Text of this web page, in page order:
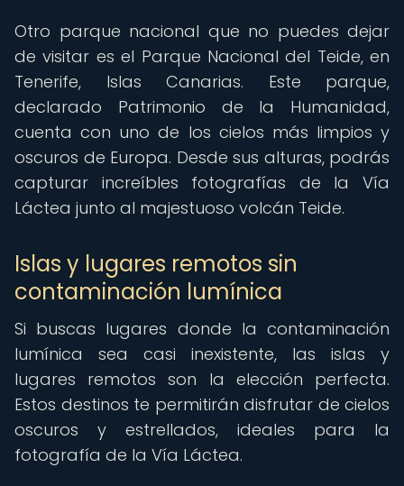
Otro parque nacional que no puedes dejar
de visitar es el Parque Nacional del Teide, en
Tenerife, Islas Canarias. Este parque,
declarado Patrimonio de la Humanidad,
cuenta con uno de los cielos más limpios y
oscuros de Europa. Desde sus alturas, podrás
capturar increíbles fotografías de la Vía
Láctea junto al majestuoso volcán Teide.
Islas y lugares remotos sin
contaminación lumínica
Si buscas lugares donde la contaminación
lumínica sea casi inexistente, las islas y
lugares remotos son la elección perfecta.
Estos destinos te permitirán disfrutar de cielos
oscuros y estrellados, ideales para la
fotografía de la Vía Láctea.